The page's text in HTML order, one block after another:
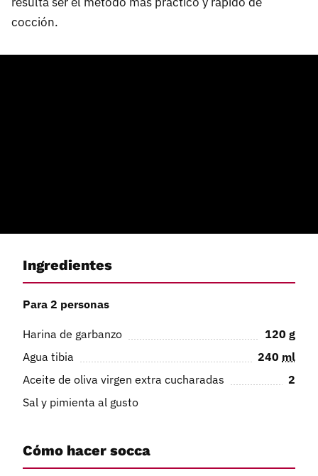
cocción.
Ingredientes
Para 2 personas
Harina de garbanzo 120 g
Agua tibia
240 ml
Aceite de oliva virgen extra cucharadas
2
Sal y pimienta al gusto
Cómo hacer socca